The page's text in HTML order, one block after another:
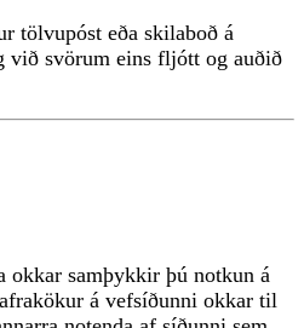
tölvupóst eða skilaboð á
við svörum eins fljótt og auðið
okkar samþykkir þú notkun á
á vefsíðunni okkar til